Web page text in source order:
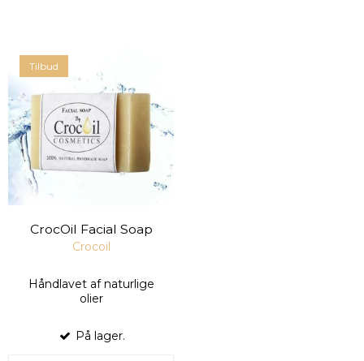
Tilbud
CrocOil Facial Soap
Crocoil
Håndlavet af naturlige
olier
På lager.